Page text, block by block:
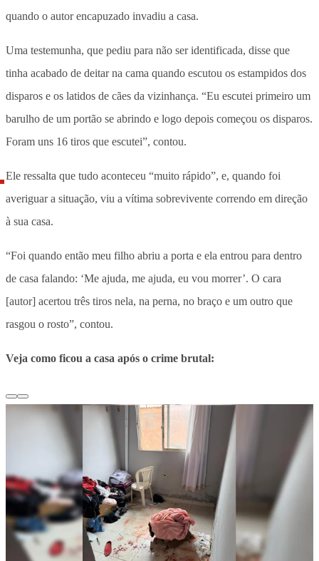
quando o autor encapuzado invadiu a casa.
Uma testemunha, que pediu para não ser identificada, disse que
tinha acabado de deitar na cama quando escutou os estampidos dos
disparos e os latidos de cães da vizinhança. “Eu escutei primeiro um
barulho de um portão se abrindo e logo depois começou os disparos.
Foram uns 16 tiros que escutei”, contou.
Ele ressalta que tudo aconteceu “muito rápido”, e, quando foi
averiguar a situação, viu a vítima sobrevivente correndo em direção
à sua casa.
“Foi quando então meu filho abriu a porta e ela entrou para dentro
de casa falando: ‘Me ajuda, me ajuda, eu vou morrer’. O cara
[autor] acertou três tiros nela, na perna, no braço e um outro que
rasgou o rosto”, contou.
Veja como ficou a casa após o crime brutal: